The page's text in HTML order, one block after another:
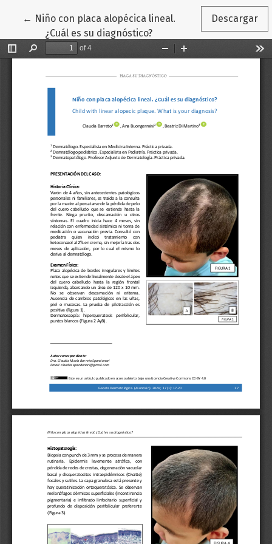
← Volver a los detalles del artículo
Niño con placa alopécica lineal.
¿Cuál es su diagnóstico?
Descargar